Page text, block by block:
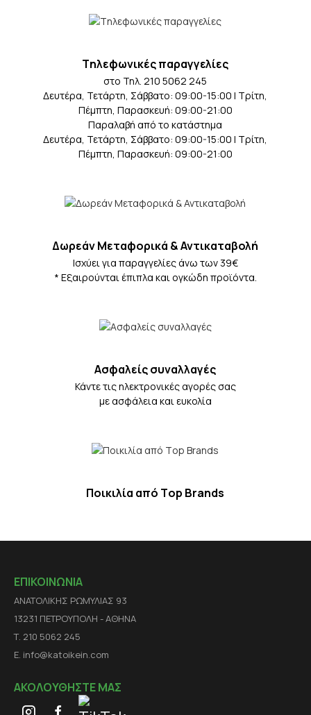
Tηλεφωνικές παραγγελίες
στο Τηλ. 210 5062 245
Δευτέρα, Τετάρτη, Σάββατο: 09:00-15:00 | Τρίτη,
Πέμπτη, Παρασκευή: 09:00-21:00
Παραλαβή από το κατάστημα
Δευτέρα, Τετάρτη, Σάββατο: 09:00-15:00 | Τρίτη,
Πέμπτη, Παρασκευή: 09:00-21:00
Δωρεάν Μεταφορικά & Αντικαταβολή
Iσχύει για παραγγελίες άνω των 39€
* Eξαιρούνται έπιπλα και ογκώδη προϊόντα.
Ασφαλείς συναλλαγές
Κάντε τις ηλεκτρονικές αγορές σας
με ασφάλεια και ευκολία
Ποικιλία από Τop Βrands
ΕΠΙΚΟΙΝΩΝΙΑ
ΑΝΑΤΟΛΙΚΗΣ ΡΩΜΥΛΙΑΣ 93
13231 ΠΕΤΡΟΥΠΟΛΗ - ΑΘΗΝΑ
Τ. 210 5062 245
E. info@katoikein.com
ΑΚΟΛΟΥΘΗΣΤΕ ΜΑΣ